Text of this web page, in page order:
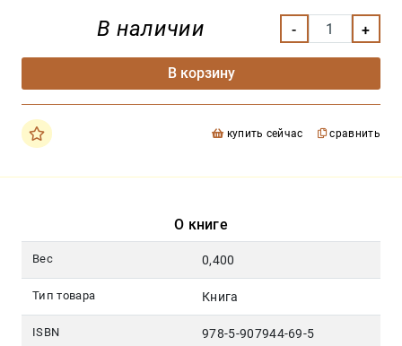
В наличии
В корзину
купить сейчас сравнить
О книге
Вес 0,400
Тип товара Книга
ISBN 978-5-907944-69-5